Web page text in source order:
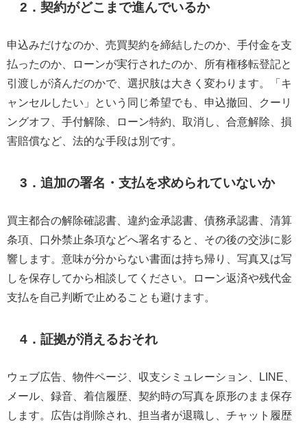
2．契約がどこまで進んでいるか
申込みだけなのか、売買契約を締結したのか、手付金を支
払ったのか、ローンが実行されたのか、所有権移転登記と
引渡しが済んだのかで、選択肢は大きく変わります。「キ
ャンセルしたい」という同じ希望でも、申込撤回、クーリ
ングオフ、手付解除、ローン特約、取消し、合意解除、損
害賠償など、法的な手段は別です。
3．追加の署名・支払を求められていないか
買主都合の解除確認書、違約金承認書、債務承認書、清算
条項、口外禁止条項などへ署名すると、その後の交渉に影
響します。意味が分からない書面は持ち帰り、写真又は写
しを保存してから相談してください。ローン返済や残代金
支払を自己判断で止めることも避けます。
4．証拠が消えるおそれ
ウェブ広告、物件ページ、収支シミュレーション、LINE、
メール、録音、着信履歴、契約時の写真を原形のまま保存
します。広告は削除され、担当者が退職し、チャット履歴